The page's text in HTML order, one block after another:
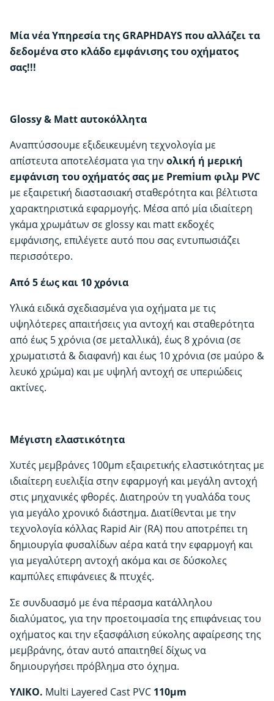
WRAPS
ποσότητα
Μία νέα Υπηρεσία της GRAPHDAYS που αλλάζει τα
δεδομένα στο κλάδο εμφάνισης του οχήματος
σας!!!
Glossy & Matt αυτοκόλλητα
Αναπτύσσουμε εξιδεικευμένη τεχνολογία με
απίστευτα αποτελέσματα για την ολική ή μερική
εμφάνιση του οχήματός σας με Premium φιλμ PVC
με εξαιρετική διαστασιακή σταθερότητα και βέλτιστα
χαρακτηριστικά εφαρμογής. Μέσα από μία ιδιαίτερη
γκάμα χρωμάτων σε glossy και matt εκδοχές
εμφάνισης, επιλέγετε αυτό που σας εντυπωσιάζει
περισσότερο.
Από 5 έως και 10 χρόνια
Υλικά ειδικά σχεδιασμένα για οχήματα με τις
υψηλότερες απαιτήσεις για αντοχή και σταθερότητα
από έως 5 χρόνια (σε μεταλλικά), έως 8 χρόνια (σε
χρωματιστά & διαφανή) και έως 10 χρόνια (σε μαύρο &
λευκό χρώμα) και με υψηλή αντοχή σε υπεριώδεις
ακτίνες.
Μέγιστη ελαστικότητα
Χυτές μεμβράνες 100μm εξαιρετικής ελαστικότητας με
ιδιαίτερη ευελιξία στην εφαρμογή και μεγάλη αντοχή
στις μηχανικές φθορές. Διατηρούν τη γυαλάδα τους
για μεγάλο χρονικό διάστημα. Διατίθενται με την
τεχνολογία κόλλας Rapid Air (RA) που αποτρέπει τη
δημιουργία φυσαλίδων αέρα κατά την εφαρμογή και
για μεγαλύτερη αντοχή ακόμα και σε δύσκολες
καμπύλες επιφάνειες & πτυχές.
Σε συνδυασμό με ένα πέρασμα κατάλληλου
διαλύματος, για την προετοιμασία της επιφάνειας του
οχήματος και την εξασφάλιση εύκολης αφαίρεσης της
μεμβράνης, όταν αυτό απαιτηθεί δίχως να
δημιουργήσει πρόβλημα στο όχημα.
ΥΛΙΚΟ. Multi Layered Cast PVC 110μm